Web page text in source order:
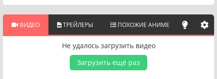
ВИДЕО ТРЕЙЛЕРЫ ПОХОЖИЕ АНИМЕ
Не удалось загрузить видео
Загрузить ещё раз